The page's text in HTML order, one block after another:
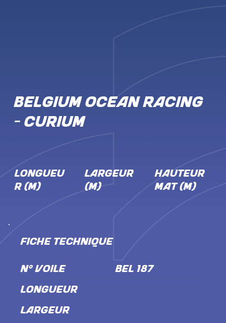
FICHE TECHNIQUE
LARGEUR
LONGUEUR
N° VOILE BEL 187
HAUTEUR
MÂT (M)
LONGUEU
R (M)
LARGEUR
(M)
BELGIUM OCEAN RACING
- CURIUM